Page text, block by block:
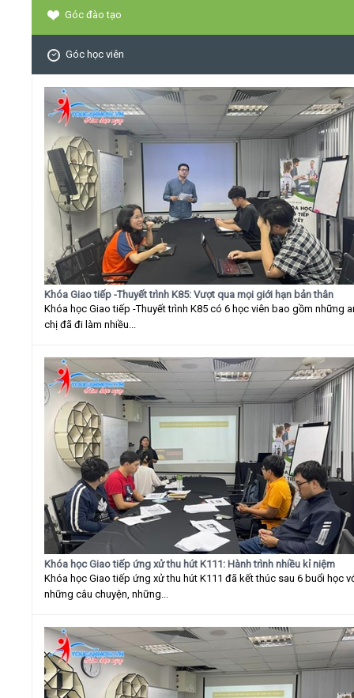
Góc đào tạo
Góc học viên
Khóa Giao tiếp -Thuyết trình K85: Vượt qua mọi giới hạn bản thân
Khóa học Giao tiếp -Thuyết trình K85 có 6 học viên bao gồm những
chị đã đi làm nhiều...
Khóa học Giao tiếp ứng xử thu hút K111: Hành trình nhiều kỉ niệm
Khóa học Giao tiếp ứng xử thu hút K111 đã kết thúc sau 6 buổi học
những câu chuyện, những...